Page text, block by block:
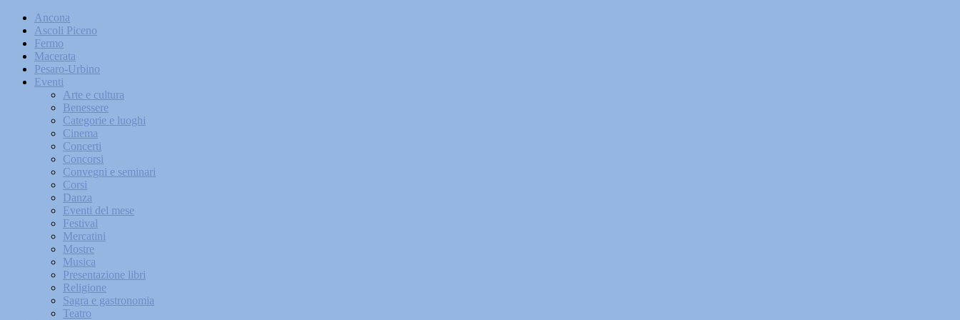
Ancona
Ascoli Piceno
Fermo
Macerata
Pesaro-Urbino
Eventi
Arte e cultura
Benessere
Categorie e luoghi
Cinema
Concerti
Concorsi
Convegni e seminari
Corsi
Danza
Eventi del mese
Festival
Mercatini
Mostre
Musica
Presentazione libri
Religione
Sagra e gastronomia
Teatro